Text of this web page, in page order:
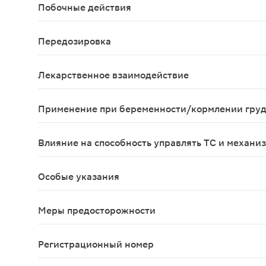
Побочные действия
Со стороны нервной системы: головная боль,
Передозировка
Лекарственное взаимодействие
Применение при беременности/кормлении
Влияние на способность управлять ТС и
Особые указания
Меры предосторожности
Регистрационный номер